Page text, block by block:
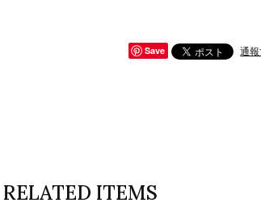
Save 通
RELATED ITEMS